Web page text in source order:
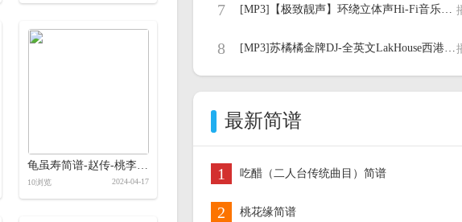
龟虽寿简谱-赵传-桃李醉春风制作简谱
10浏览 2024-04-17
7 [MP3]【极致靓声】环绕立体声Hi-Fi音乐车载串烧
8 [MP3]苏橘橘金牌DJ-全英文LakHouse西港之旅太空流行歌曲DJ舞曲串烧
最新简谱
1 吃醋（二人台传统曲目）简谱
2 桃花缘简谱